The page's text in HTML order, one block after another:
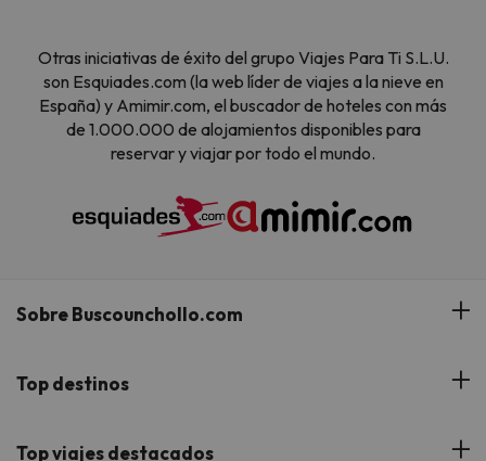
Otras iniciativas de éxito del grupo Viajes Para Ti S.L.U.
son Esquiades.com (la web líder de viajes a la nieve en
España) y Amimir.com, el buscador de hoteles con más
de 1.000.000 de alojamientos disponibles para
reservar y viajar por todo el mundo.
Sobre Buscounchollo.com
¿Quiénes somos?
Top destinos
Hoteles Andalucía
Top viajes destacados